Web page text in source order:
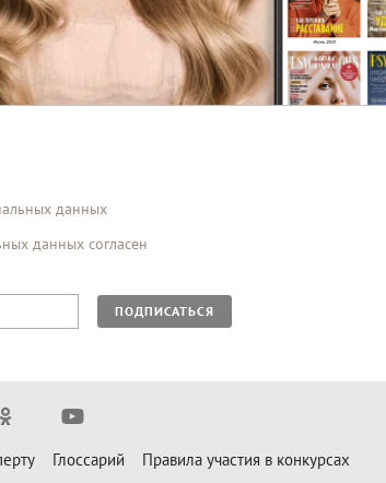
данных
данных согласен
ПОДПИСАТЬСЯ
Глоссарий
Правила участия в конкурсах